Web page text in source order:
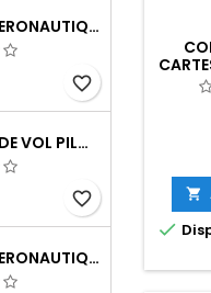
CARTE AERONAUTIQUE OACI SIA FRANCE NORD EST 2026 AU 1/500 000
favorite_border
CARNET DE VOL PILOTE EASA "AVIONS/HÉLICOPTÈRES" DGAC
favorite_border
CARTE AERONAUTIQUE OACI SIA FRANCE NORD OUEST 2026 AU 1/500 000

